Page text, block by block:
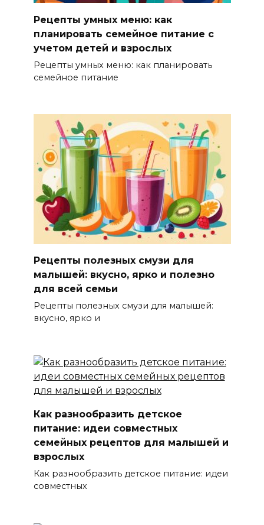
Рецепты умных меню: как
планировать семейное питание с
учетом детей и взрослых
Рецепты умных меню: как планировать
семейное питание
Рецепты полезных смузи для
малышей: вкусно, ярко и полезно
для всей семьи
Рецепты полезных смузи для малышей:
вкусно, ярко и
Как разнообразить детское
питание: идеи совместных
семейных рецептов для малышей и
взрослых
Как разнообразить детское питание: идеи
совместных